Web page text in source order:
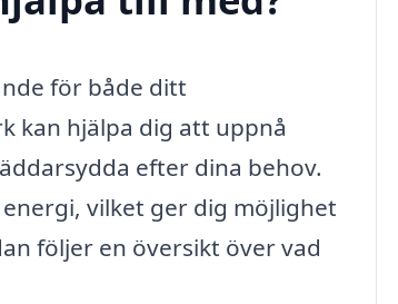
för både ditt
kan hjälpa dig att uppnå
efter dina behov.
vilket ger dig möjlighet
följer en översikt över vad